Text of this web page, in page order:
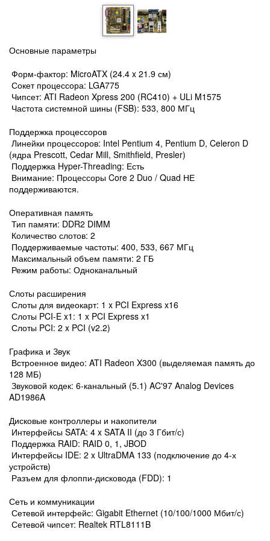
Основные параметры
Форм-фактор: MicroATX (24.4 x 21.9 см)
Сокет процессора: LGA775
Чипсет: ATI Radeon Xpress 200 (RC410) + ULi M1575
Частота системной шины (FSB): 533, 800 МГц
Поддержка процессоров
Линейки процессоров: Intel Pentium 4, Pentium D, Celeron D
(ядра Prescott, Cedar Mill, Smithfield, Presler)
Поддержка Hyper-Threading: Есть
Внимание: Процессоры Core 2 Duo / Quad НЕ
поддерживаются.
Оперативная память
Тип памяти: DDR2 DIMM
Количество слотов: 2
Поддерживаемые частоты: 400, 533, 667 МГц
Максимальный объем памяти: 2 ГБ
Режим работы: Одноканальный
Слоты расширения
Слоты для видеокарт: 1 x PCI Express x16
Слоты PCI-E x1: 1 x PCI Express x1
Слоты PCI: 2 x PCI (v2.2)
Графика и Звук
Встроенное видео: ATI Radeon X300 (выделяемая память до
128 МБ)
Звуковой кодек: 6-канальный (5.1) AC'97 Analog Devices
AD1986A
Дисковые контроллеры и накопители
Интерфейсы SATA: 4 x SATA II (до 3 Гбит/с)
Поддержка RAID: RAID 0, 1, JBOD
Интерфейсы IDE: 2 x UltraDMA 133 (подключение до 4-х
устройств)
Разъем для флоппи-дисковода (FDD): 1
Сеть и коммуникации
Сетевой интерфейс: Gigabit Ethernet (10/100/1000 Мбит/с)
Сетевой чипсет: Realtek RTL8111B